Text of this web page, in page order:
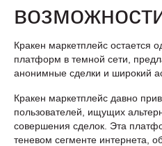
Кракен маркетплейс остается
платформ в темной сети,
анонимные сделки и широкий
Кракен маркетплейс давно
пользователей, ищущих
совершения сделок. Эта
теневом сегменте интернета,